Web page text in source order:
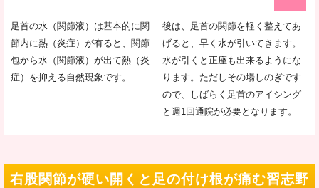
足首の水（関節液）は基本的に関
節内に熱（炎症）が有ると、関節
包から水（関節液）が出て熱（炎
症）を抑える自然現象です。
後は、足首の関節を軽く整えてあ
げると、早く水が引いてきます。
水が引くと正座も出来るようにな
ります。ただしその場しのぎです
ので、しばらく足首のアイシング
と週1回通院が必要となります。
右股関節が硬い開くと足の付け根が痛む習志野